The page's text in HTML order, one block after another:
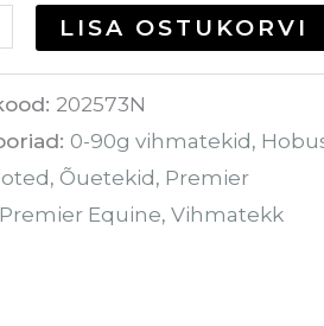
LISA OSTUKORVI
202573N
0-90g vihmatekid,
, Õuetekid, Premier
Premier Equine, Vihmatekk